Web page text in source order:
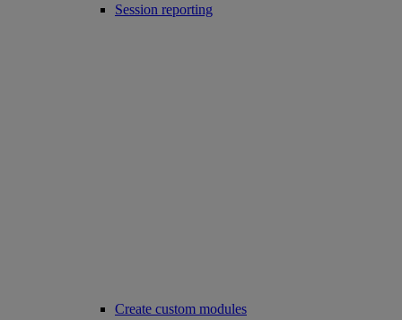
Session reporting
Create custom modules